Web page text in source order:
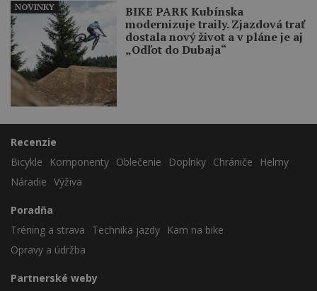
BIKE PARK Kubínska
modernizuje traily. Zjazdová trať
dostala nový život a v pláne je aj
„Odľot do Dubaja“
NOVINKY
Recenzie
Bicykle
Komponenty Oblečenie Doplnky Chrániče
Helmy
Náradie Výživa
Poradňa
Tréning a strava
Technika jazdy
Kam na bike
Opravy a údržba
Partnerské weby